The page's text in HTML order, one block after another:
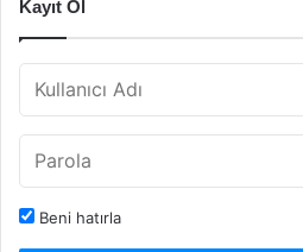
Kayıt Ol
Beni hatırla